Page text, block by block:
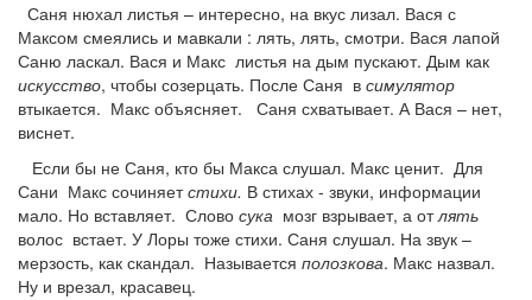
Саня нюхал листья – интересно, на вкус лизал. Вася с
Максом смеялись и мавкали : лять, лять, смотри. Вася лапой
Саню ласкал. Вася и Макс листья на дым пускают. Дым как
искусство, чтобы созерцать. После Саня в симулятор
втыкается. Макс объясняет. Саня схватывает. А Вася – нет,
виснет.
Если бы не Саня, кто бы Макса слушал. Макс ценит. Для
Сани Макс сочиняетстихи. В стихах - звуки, информации
мало. Но вставляет. Слово сука мозг взрывает, а отлять
волос встает. У Лоры тоже стихи. Саня слушал. На звук –
мерзость, как скандал. Называется полозкова. Макс назвал.
Ну и врезал, красавец.